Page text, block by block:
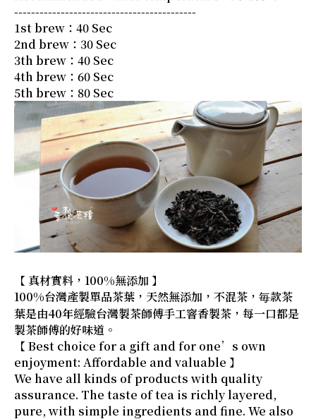
-------------------------------------------
1st brew：40 Sec
2nd brew：30 Sec
3th brew：40 Sec
4th brew：60 Sec
5th brew：80 Sec
【 真材實料，100%無添加 】
100%台灣產製單品茶葉，天然無添加，不混茶，毎款茶
葉是由40年經驗台灣製茶師傅手工窨香製茶，每一口都是
製茶師傅的好味道。
【 Best choice for a gift and for one’s own
enjoyment: Affordable and valuable 】
We have all kinds of products with quality
assurance. The taste of tea is richly layered,
pure, with simple ingredients and fine. We also